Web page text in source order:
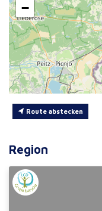
−
Route abstecken
Region